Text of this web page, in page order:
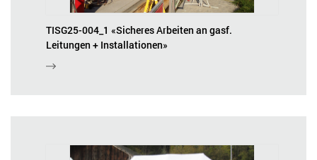
TISG25-004_1 «Sicheres Arbeiten an gasf.
Leitungen + Installationen»